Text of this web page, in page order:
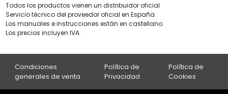
Todos los productos vienen un distribuidor oficial
Servicio técnico del proveedor oficial en España.
Los manuales e instrucciones están en castellano.
Los precios incluyen IVA.
Condiciones
generales de venta
Política de
Privacidad
Política de
Cookies